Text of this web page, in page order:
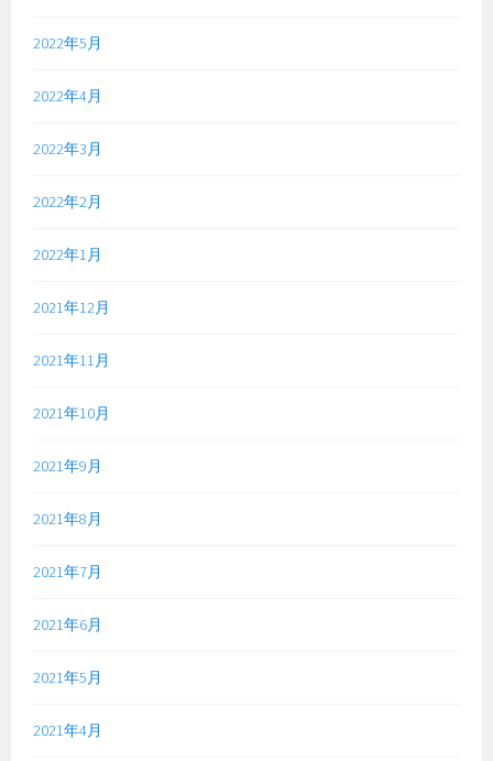
2022年5月
2022年4月
2022年3月
2022年2月
2022年1月
2021年12月
2021年11月
2021年10月
2021年9月
2021年8月
2021年7月
2021年6月
2021年5月
2021年4月